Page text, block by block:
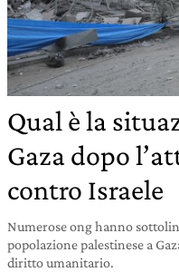
Qual è la
Gaza dopo
contro Israele
Numerose ong hanno
popolazione palestinese a
diritto umanitario.